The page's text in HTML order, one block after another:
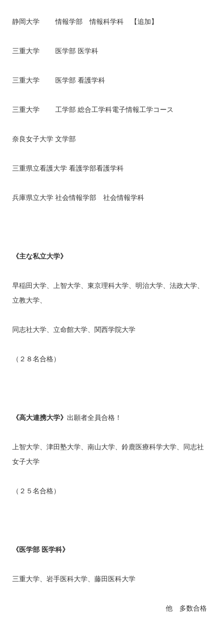
静岡大学 情報学部 情報科学科 【追加】
三重大学 医学部 医学科
三重大学 医学部 看護学科
三重大学 工学部 総合工学科電子情報工学コース
奈良女子大学 文学部
三重県立看護大学 看護学部看護学科
兵庫県立大学 社会情報学部 社会情報学科
《主な私立大学》
早稲田大学、上智大学、東京理科大学、明治大学、法政大学、
立教大学、
同志社大学、立命館大学、関西学院大学
（２８名合格）
《高大連携大学》 出願者全員合格！
上智大学、津田塾大学、南山大学、鈴鹿医療科学大学、同志社
女子大学
（２５名合格）
《医学部 医学科》
三重大学、岩手医科大学、藤田医科大学
他 多数合格